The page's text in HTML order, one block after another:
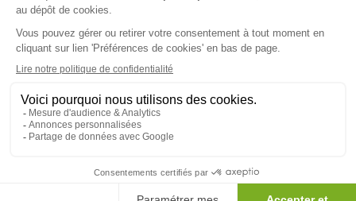
SUIVEZ-NOUS SUR :
Protection données personnelles
Nous vous informons de l'existence de la liste d'opposition
au démarchage téléphonique. Inscription surbloctel.gouv.fr